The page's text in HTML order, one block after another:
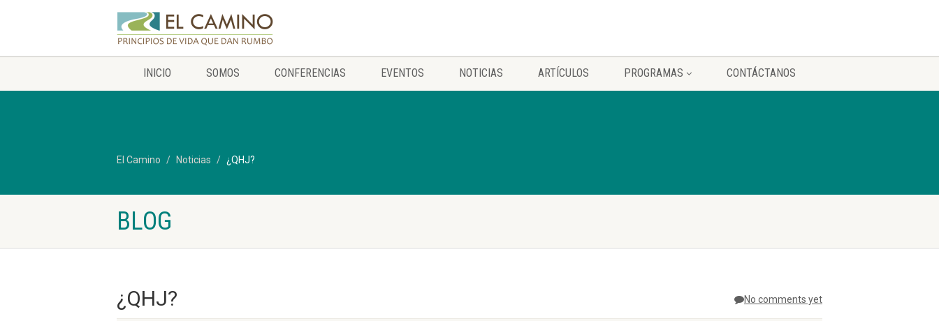
INICIO SOMOS CONFERENCIAS EVENTOS NOTICIAS ARTÍCULOS PROGRAMAS CONTÁCTANOS
El Camino Noticias ¿QHJ?
BLOG
No comments yet
¿QHJ?